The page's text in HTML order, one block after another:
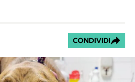
CONDIVIDI